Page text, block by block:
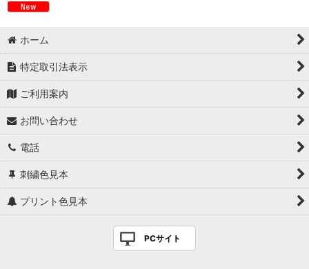
ホーム
特定取引法表示
ご利用案内
お問い合わせ
電話
刺繍色見本
プリント色見本
PCサイト